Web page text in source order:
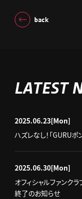
back
LATEST
2025.06.23[Mon]
ハズレなし！「GURU
2025.06.30[Mon]
オフィシャルファンク
終了のお知らせ